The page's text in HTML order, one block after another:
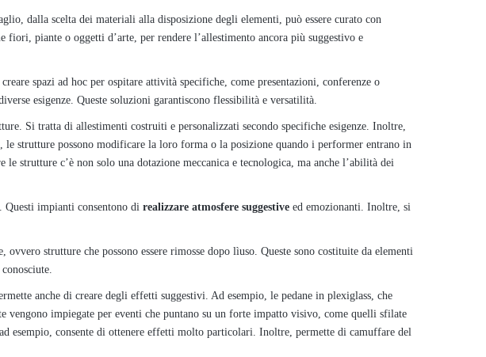
dalla scelta dei materiali alla disposizione degli elementi, può essere curato con
piante o oggetti d’arte, per rendere l’allestimento ancora più suggestivo e
spazi ad hoc per ospitare attività specifiche, come presentazioni, conferenze o
esigenze. Queste soluzioni garantiscono flessibilità e versatilità.
Si tratta di allestimenti costruiti e personalizzati secondo specifiche esigenze. Inoltre,
strutture possono modificare la loro forma o la posizione quando i performer entrano in
strutture c’è non solo una dotazione meccanica e tecnologica, ma anche l’abilità dei
Questi impianti consentono di realizzare atmosfere suggestive ed emozionanti. Inoltre, si
strutture che possono essere rimosse dopo lìuso. Queste sono costituite da elementi
anche di creare degli effetti suggestivi. Ad esempio, le pedane in plexiglass, che
vengono impiegate per eventi che puntano su un forte impatto visivo, come quelli sfilate
esempio, consente di ottenere effetti molto particolari. Inoltre, permette di camuffare del